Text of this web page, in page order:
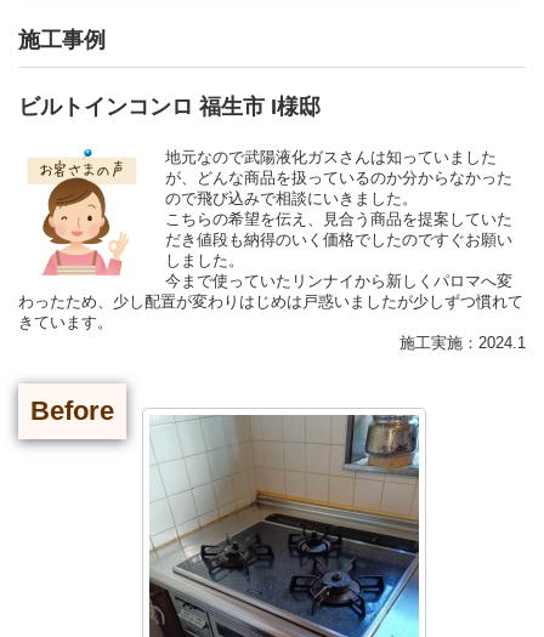
施工事例
ビルトインコンロ 福生市 I様邸
地元なので武陽液化ガスさんは知っていました
が、どんな商品を扱っているのか分からなかった
ので飛び込みで相談にいきました。
こちらの希望を伝え、見合う商品を提案していた
だき値段も納得のいく価格でしたのですぐお願い
しました。
今まで使っていたリンナイから新しくパロマへ変
わったため、少し配置が変わりはじめは戸惑いましたが少しずつ慣れて
きています。
施工実施：2024.1
Before